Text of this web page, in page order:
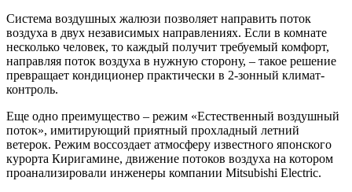
Система воздушных жалюзи позволяет направить поток
воздуха в двух независимых направлениях. Если в комнате
несколько человек, то каждый получит требуемый комфорт,
направляя поток воздуха в нужную сторону, – такое решение
превращает кондиционер практически в 2-зонный климат-
контроль.
Еще одно преимущество – режим «Естественный воздушный
поток», имитирующий приятный прохладный летний
ветерок. Режим воссоздает атмосферу известного японского
курорта Киригамине, движение потоков воздуха на котором
проанализировали инженеры компании Mitsubishi Electric.